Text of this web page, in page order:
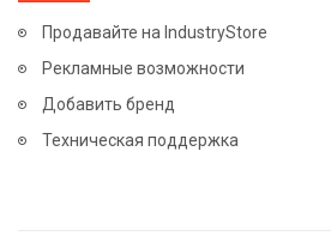
Продавайте на IndustryStore
Рекламные возможности
Добавить бренд
Техническая поддержка